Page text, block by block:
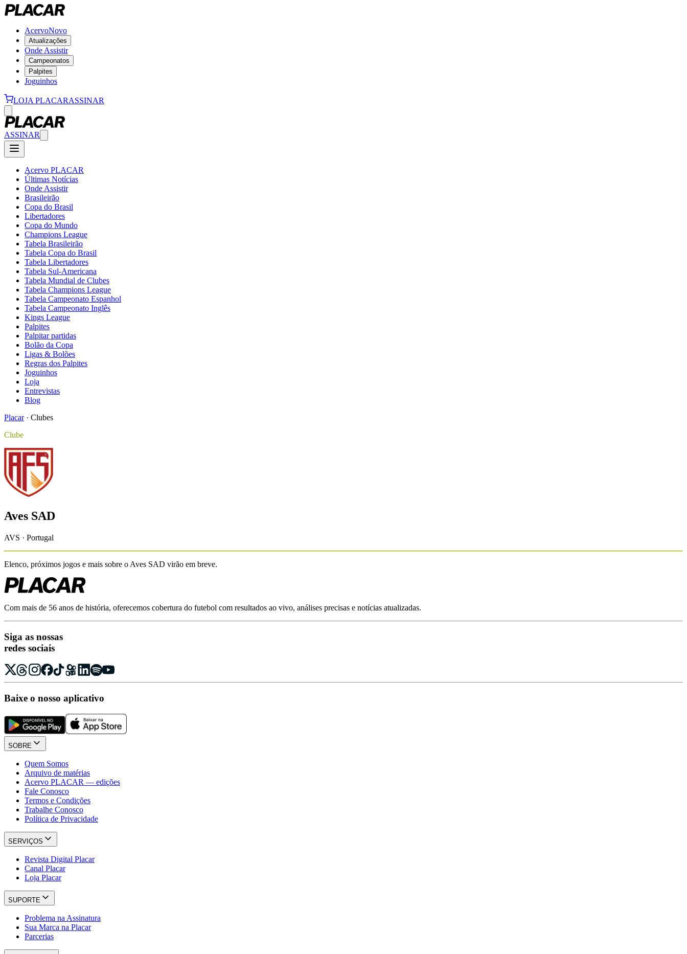
AcervoNovo
Atualizações
Onde Assistir
Campeonatos
Palpites
Joguinhos
LOJA PLACARASSINAR
ASSINAR
Acervo PLACAR
Últimas Notícias
Onde Assistir
Brasileirão
Copa do Brasil
Libertadores
Copa do Mundo
Champions League
Tabela Brasileirão
Tabela Copa do Brasil
Tabela Libertadores
Tabela Sul-Americana
Tabela Mundial de Clubes
Tabela Champions League
Tabela Campeonato Espanhol
Tabela Campeonato Inglês
Kings League
Palpites
Palpitar partidas
Bolão da Copa
Ligas & Bolões
Regras dos Palpites
Joguinhos
Loja
Entrevistas
Blog
Placar · Clubes
Clube
Aves SAD
AVS · Portugal
Elenco, próximos jogos e mais sobre o Aves SAD virão em breve.
Com mais de 56 anos de história, oferecemos cobertura do futebol com resultados ao vivo, análises precisas e notícias atualizadas.
Siga as nossas
redes sociais
Baixe o nosso aplicativo
SOBRE
Quem Somos
Arquivo de matérias
Acervo PLACAR — edições
Fale Conosco
Termos e Condições
Trabalhe Conosco
Política de Privacidade
SERVIÇOS
Revista Digital Placar
Canal Placar
Loja Placar
SUPORTE
Problema na Assinatura
Sua Marca na Placar
Parcerias